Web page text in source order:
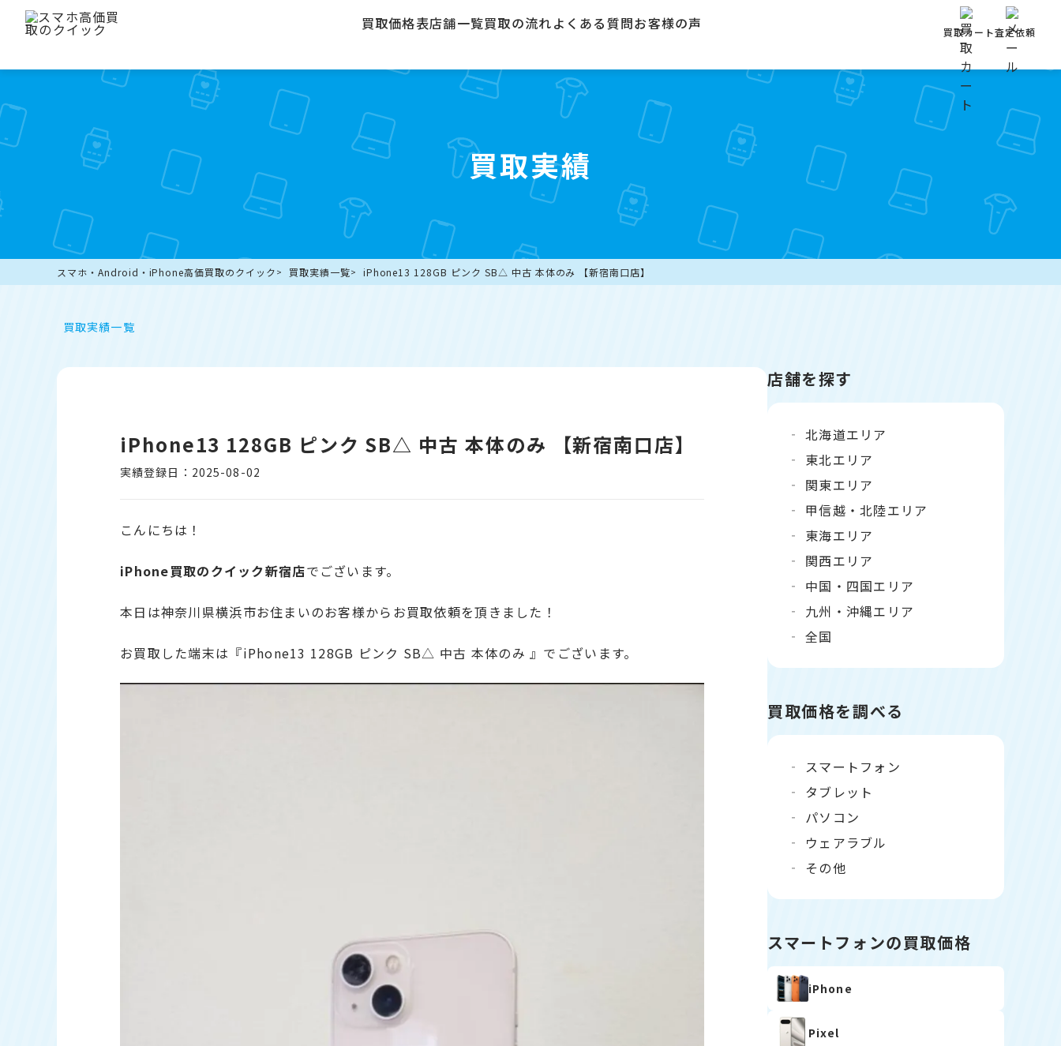
買取価格表店舗一覧買取の流れよくある質問お客様の声 買取カート査定依頼
買取実績
スマホ・Android・iPhone高価買取のクイック 買取実績一覧 iPhone13 128GB ピンク SB△ 中古 本体のみ 【新宿南口店】
買取実績一覧
iPhone13 128GB ピンク SB△ 中古 本体のみ 【新宿南口店】
実績登録日：2025-08-02
こんにちは！
iPhone買取のクイック新宿店でございます。
本日は神奈川県横浜市お住まいのお客様からお買取依頼を頂きました！
お買取した端末は『iPhone13 128GB ピンク SB△ 中古 本体のみ 』でございます。
店舗を探す
北海道エリア
東北エリア
関東エリア
甲信越・北陸エリア
東海エリア
関西エリア
中国・四国エリア
九州・沖縄エリア
全国
買取価格を調べる
スマートフォン
タブレット
パソコン
ウェアラブル
その他
スマートフォンの買取価格
iPhone
Pixel